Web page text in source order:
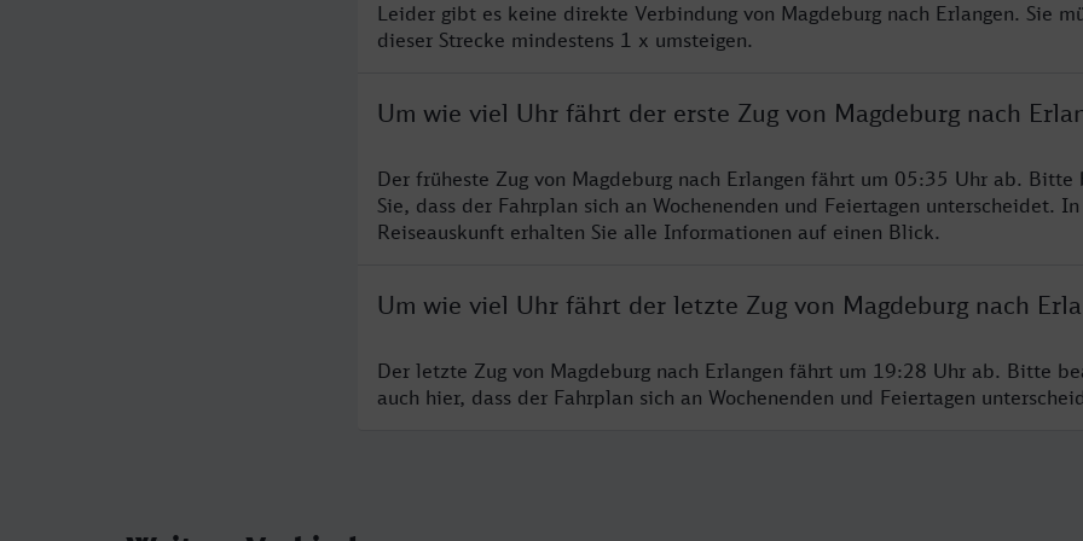
Leider gibt es keine direkte Verbindung von Magdeburg nach Erlangen. Sie
dieser Strecke mindestens 1 x umsteigen.
Um wie viel Uhr fährt der erste Zug von Magdeburg nach
Der früheste Zug von Magdeburg nach Erlangen fährt um 05:35 Uhr ab. Bitte
Sie, dass der Fahrplan sich an Wochenenden und Feiertagen unterscheidet.
Reiseauskunft erhalten Sie alle Informationen auf einen Blick.
Um wie viel Uhr fährt der letzte Zug von Magdeburg nach
Der letzte Zug von Magdeburg nach Erlangen fährt um 19:28 Uhr ab. Bitte
auch hier, dass der Fahrplan sich an Wochenenden und Feiertagen